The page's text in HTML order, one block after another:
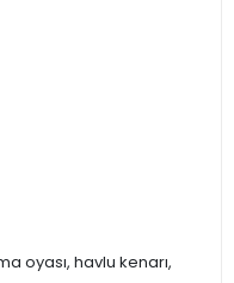
oyası, havlu kenarı,